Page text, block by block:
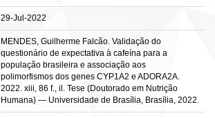
29-Jul-2022
MENDES, Guilherme Falcão. Validação do
questionário de expectativa à cafeína para a
população brasileira e associação aos
polimorfismos dos genes CYP1A2 e ADORA2A.
2022. xiii, 86 f., il. Tese (Doutorado em Nutrição
Humana) — Universidade de Brasília, Brasília, 2022.